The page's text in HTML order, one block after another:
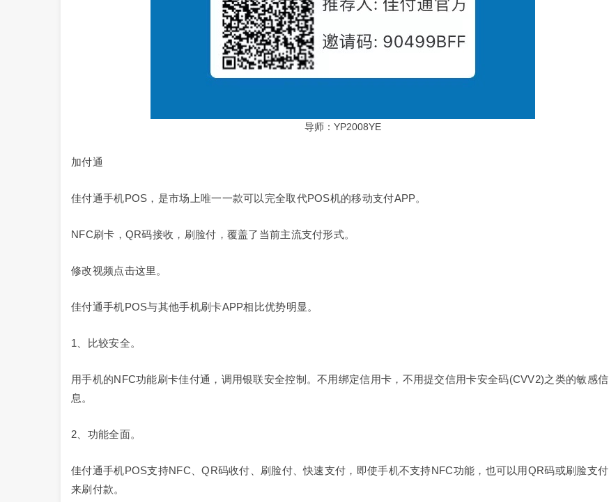
导师：YP2008YE
加付通
佳付通手机POS，是市场上唯一一款可以完全取代POS机的移动支付APP。
NFC刷卡，QR码接收，刷脸付，覆盖了当前主流支付形式。
修改视频点击这里。
佳付通手机POS与其他手机刷卡APP相比优势明显。
1、比较安全。
用手机的NFC功能刷卡佳付通，调用银联安全控制。不用绑定信用卡，不用提交信用卡安全码(CVV2)之类的敏感信
息。
2、功能全面。
佳付通手机POS支持NFC、QR码收付、刷脸付、快速支付，即使手机不支持NFC功能，也可以用QR码或刷脸支付
来刷付款。